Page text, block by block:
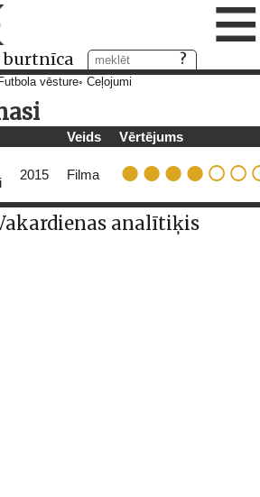
burtnīca ≡
Futbola vēsture Ceļojumi
Veids
Vērtējums
2015 Filma
analītiķis